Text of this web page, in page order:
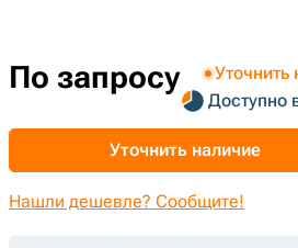
По запросу
Уточнить
Доступно
Уточнить наличие
Нашли дешевле? Сообщите!